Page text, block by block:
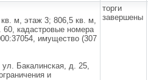
м, этаж 3; 806,5 кв. м,
кадастровые номера
имущество (307
Бакалинская, д. 25,
и
торги
завершены